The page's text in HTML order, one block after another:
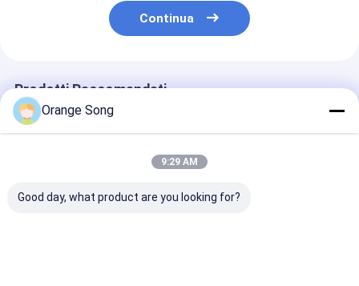
Continua
Prodotti Raccomandati
Orange Song
9:29 AM
Good day, what product are you looking for?